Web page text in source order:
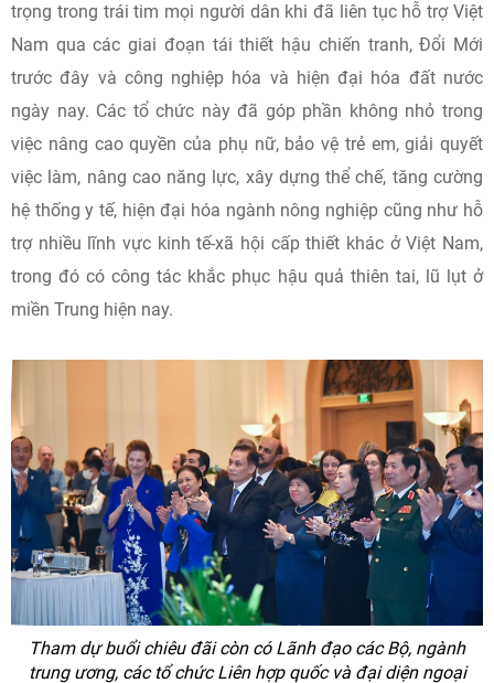
trọng trong trái tim mọi người dân khi đã liên tục hỗ trợ Việt
Nam qua các giai đoạn tái thiết hậu chiến tranh, Đổi Mới
trước đây và công nghiệp hóa và hiện đại hóa đất nước
ngày nay. Các tổ chức này đã góp phần không nhỏ trong
việc nâng cao quyền của phụ nữ, bảo vệ trẻ em, giải quyết
việc làm, nâng cao năng lực, xây dựng thể chế, tăng cường
hệ thống y tế, hiện đại hóa ngành nông nghiệp cũng như hỗ
trợ nhiều lĩnh vực kinh tế-xã hội cấp thiết khác ở Việt Nam,
trong đó có công tác khắc phục hậu quả thiên tai, lũ lụt ở
miền Trung hiện nay.
Tham dự buổi chiêu đãi còn có Lãnh đạo các Bộ, ngành
trung ương, các tổ chức Liên hợp quốc và đại diện ngoại